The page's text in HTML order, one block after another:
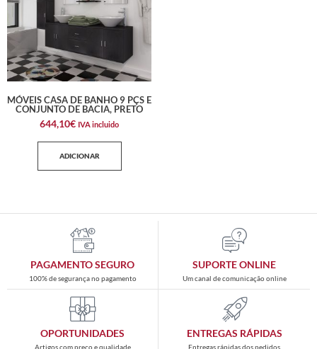
MÓVEIS CASA DE BANHO 9 PÇS E
CONJUNTO DE BACIA, PRETO
644,10€ IVA incluido
ADICIONAR
PAGAMENTO SEGURO
100% de segurança no pagamento
SUPORTE ONLINE
Um canal de comunicação online
OPORTUNIDADES
Artigos com preço e qualidade
ENTREGAS RÁPIDAS
Entregas rápidas dos pedidos